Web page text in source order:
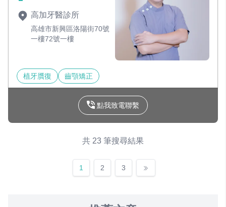
高加牙醫診所
高雄市新興區洛陽街70號
一樓72號一樓
植牙贋復 齒顎矯正
點我致電聯繫
共 23 筆搜尋結果
1 2 3